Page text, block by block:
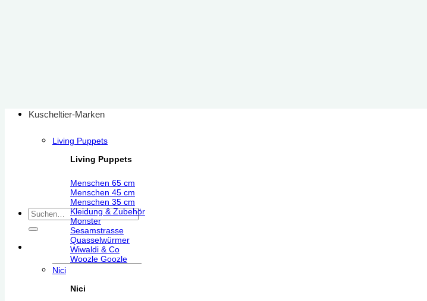
Suchen
Kuscheltier-Marken
Living Puppets
Living Puppets
Menschen 65 cm
Menschen 45 cm
Menschen 35 cm
Kleidung & Zubehör
Monster
Sesamstrasse
Quasselwürmer
Wiwaldi & Co
Woozle Goozle
Nici
Nici